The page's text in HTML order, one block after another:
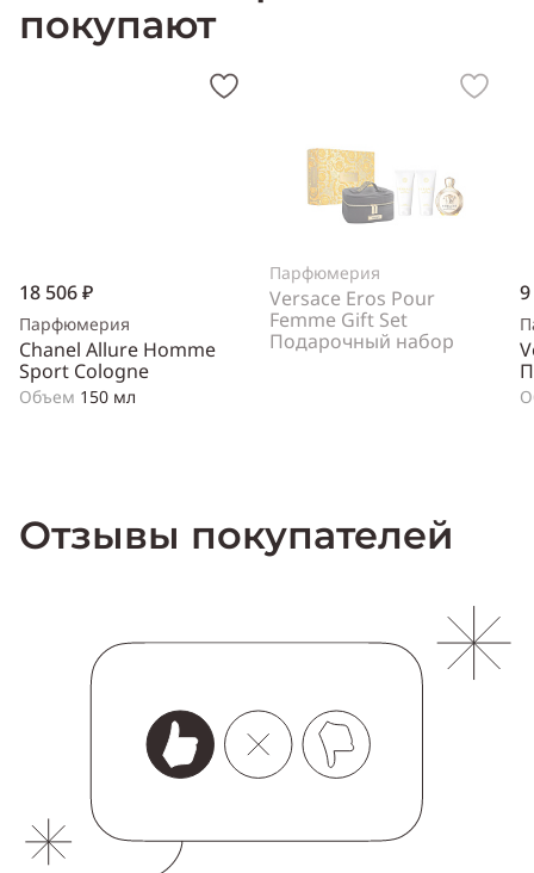
покупают
18 506 ₽
Парфюмерия
Chanel Allure Homme
Sport Cologne
Объем 150 мл
Парфюмерия
Versace Eros Pour
Femme Gift Set
Подарочный набор
Отзывы покупателей